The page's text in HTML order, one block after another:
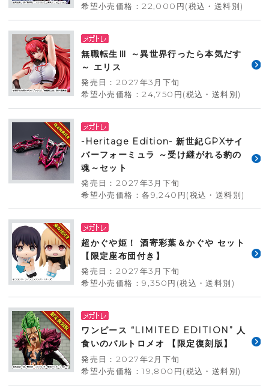
希望小売価格：22,000円(税込・送料別)
無職転生Ⅲ ～異世界行ったら本気だす
～ エリス
発売日：2027年3月下旬
希望小売価格：24,750円(税込・送料別)
-Heritage Edition- 新世紀GPXサイ
バーフォーミュラ ～受け継がれる豹の
魂～セット
発売日：2027年3月下旬
希望小売価格：各9,240円(税込・送料別)
超かぐや姫！ 酒寄彩葉＆かぐや セット
【限定座布団付き】
発売日：2027年3月下旬
希望小売価格：9,350円(税込・送料別)
ワンピース “LIMITED EDITION” 人
食いのバルトロメオ 【限定復刻版】
発売日：2027年2月下旬
希望小売価格：19,800円(税込・送料別)